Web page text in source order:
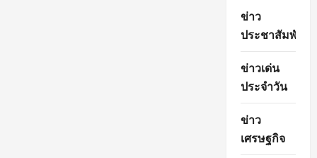
ข่าว
ประชาสัมพันธ์
ข่าวเด่น
ประจำวัน
ข่าว
เศรษฐกิจ